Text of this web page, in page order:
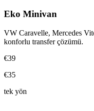
Eko Minivan
VW Caravelle, Mercedes
konforlu transfer çözümü.
€39
€35
tek yön